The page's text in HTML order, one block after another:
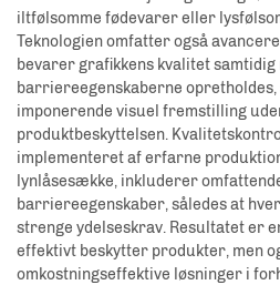
iltfølsomme fødevarer eller
Teknologien omfatter også
bevarer grafikkens kvalitet samtidig
barriereegenskaberne opretholdes,
imponerende visuel fremstilling
produktbeskyttelsen.
implementeret af erfarne
lynlåsesække, inkluderer
barriereegenskaber, således at
strenge ydelseskrav. Resultatet er
effektivt beskytter produkter, men
omkostningseffektive løsninger i